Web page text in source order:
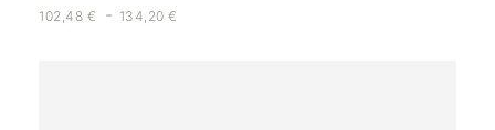
102,48 € - 134,20€